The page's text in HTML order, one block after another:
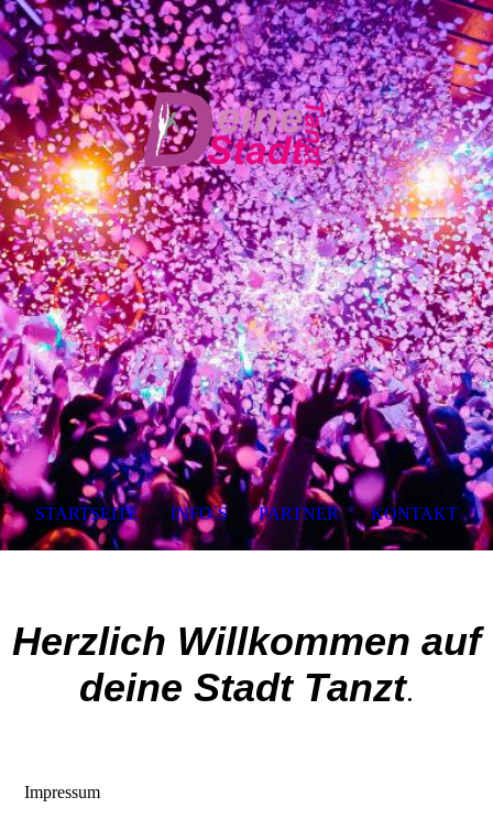
Herzlich Willkommen auf
deine Stadt Tanzt.
Impressum
STARTSEITE INFO`S PARTNER KONTAKT